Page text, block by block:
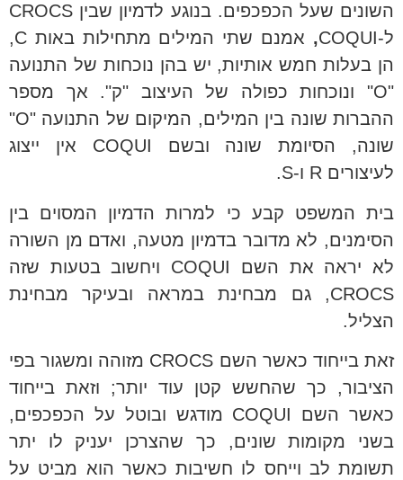
השונים שעל הכפכפים. בנוגע לדמיון שבין CROCS
ל-COQUI
,
אמנם שתי המילים מתחילות באות C,
הן בעלות חמש אותיות, יש בהן נוכחות של התנועה
"O" ונוכחות כפולה של העיצוב "ק". אך מספר
ההברות שונה בין המילים, המיקום של התנועה "O"
שונה, הסיומת שונה ובשם COQUI אין ייצוג
לעיצורים R ו-S.
בית המשפט קבע כי למרות הדמיון המסוים בין
הסימנים, לא מדובר בדמיון מטעה, ואדם מן השורה
לא יראה את השם COQUI ויחשוב בטעות שזה
CROCS, גם מבחינת במראה ובעיקר מבחינת
הצליל.
זאת בייחוד כאשר השם CROCS מזוהה ומשגור בפי
הציבור, כך שהחשש קטן עוד יותר; וזאת בייחוד
כאשר השם COQUI מודגש ובוטל על הכפכפים,
בשני מקומות שונים, כך שהצרכן יעניק לו יתר
תשומת לב וייחס לו חשיבות כאשר הוא מביט על